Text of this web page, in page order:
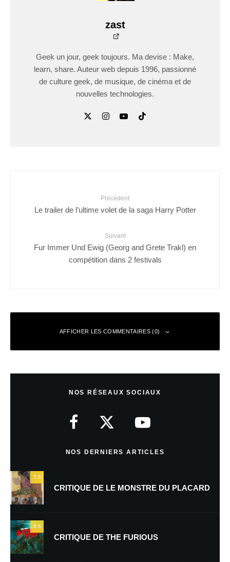
zast
Geek un jour, geek toujours. Ma devise : Make,
learn, share. Auteur web depuis 1996, passionné
de culture geek, de musique, de cinéma et de
nouvelles technologies.
Précédent
Le trailer de l’ultime volet de la saga Harry Potter
Suivant
Fur Immer Und Ewig (Georg and Grete Trakl) en
compétition dans 2 festivals
AFFICHER LES COMMENTAIRES (0)
Nom*
NOS RÉSEAUX SOCIAUX
NOS DERNIERS ARTICLES
7.5
CRITIQUE DE LE MONSTRE DU PLACARD
9.5
CRITIQUE DE THE FURIOUS